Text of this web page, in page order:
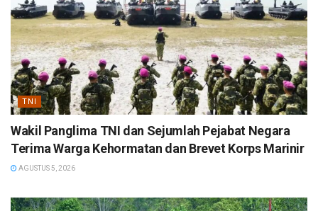
TNI
Wakil Panglima TNI dan Sejumlah Pejabat Negara
Terima Warga Kehormatan dan Brevet Korps Marinir
AGUSTUS 5, 2026